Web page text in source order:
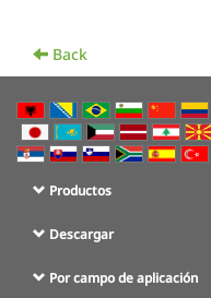
Back
Productos
Descargar
Por campo de aplicación